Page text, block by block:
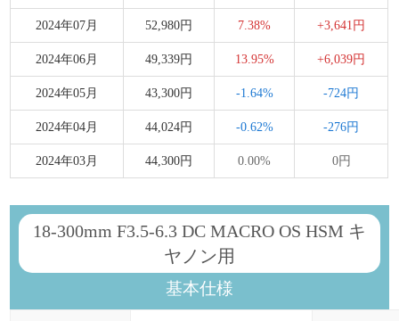
2024年07月 52,980円 7.38% +3,641円
2024年06月 49,339円 13.95% +6,039円
2024年05月 43,300円 -1.64% -724円
2024年04月 44,024円 -0.62% -276円
2024年03月 44,300円 0.00% 0円
18-300mm F3.5-6.3 DC MACRO OS HSM キ
ヤノン用
基本仕様